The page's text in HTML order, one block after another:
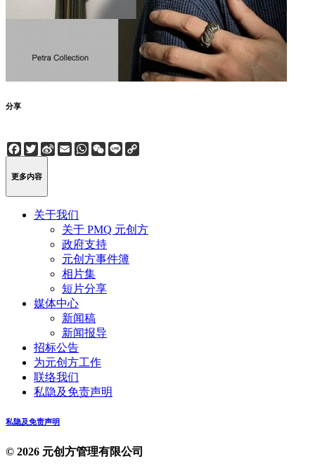
分享
Facebook
Twitter
Sina
Weibo
EmailWhatsApp
WeChat
Line
更多内容
关于我们
关于 PMQ 元创方
政府支持
元创方事件簿
相片集
短片分享
媒体中心
新闻稿
新闻报导
招标公告
为元创方工作
联络我们
私隐及免责声明
私隐及免责声明
© 2026 元创方管理有限公司